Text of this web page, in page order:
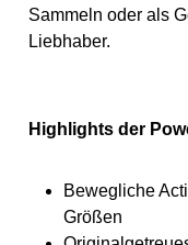
Sammeln oder als
Liebhaber.
Highlights der
Bewegliche
Größen